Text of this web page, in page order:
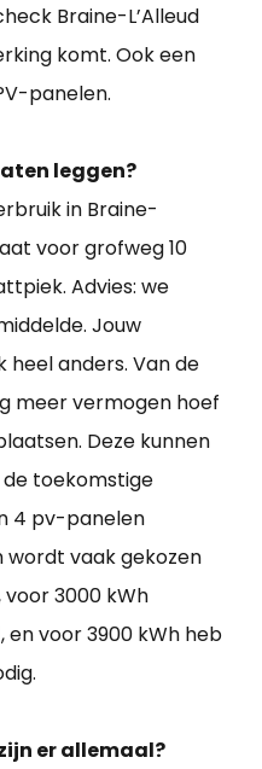
Braine-L’Alleud
komt. Ook een
panelen.
leggen?
in Braine-
voor grofweg 10
Advies: we
Jouw
anders. Van de
meer vermogen hoef
Deze kunnen
toekomstige
4 pv-panelen
wordt vaak gekozen
3000 kWh
en voor 3900 kWh heb
er allemaal?